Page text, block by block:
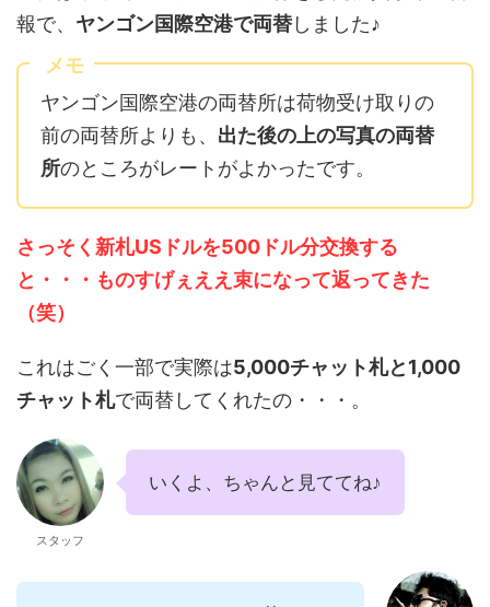
ジットカードの海外キャッシ
ングで現地通貨を用意してい
ます。 周りの旅友達は海外の
が出てこない経験があったけ
ど、幸いな事にボクは今まで
一度もなかったの。 しかし、
今回の旅でマニラ空港のAT ...
報で、 ヤンゴン国際空港で両替しました♪
メモ
ヤンゴン国際空港の両替所は荷物受け取りの
前の両替所よりも、 出た後の上の写真の両替
所のところがレートがよかったです。
さっそく新札USドルを500ドル分交換する
と・・・ものすげぇええ束になって返ってきた
（笑）
これはごく一部で実際は5,000チャット札と1,000
チャット札で両替してくれたの・・・。
スタッフ
いくよ、ちゃんと見ててね♪